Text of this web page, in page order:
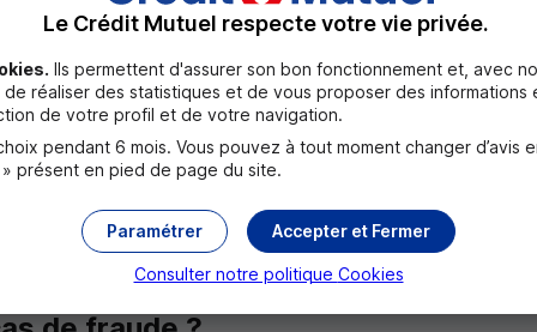
banque fixe. C’est à dire qu’elle détermine un montant
pour régler vos achats.
consécutif sans code est fixé à 140 €.
sur ma carte bancaire ?
vous ne souhaitez pas utiliser le paiement sans contact,
Le Crédit Mutuel respecte votre vie privée.
Ils permettent d'assurer son bon fonctionnement et, avec
de réaliser des statistiques et de vous proposer des informations
de votre profil et de votre navigation.
pendant 6 mois. Vous pouvez à tout moment changer d’avis
présent en pied de page du site.
Accepter et Fermer
Paramétrer
Consulter notre politique Cookies